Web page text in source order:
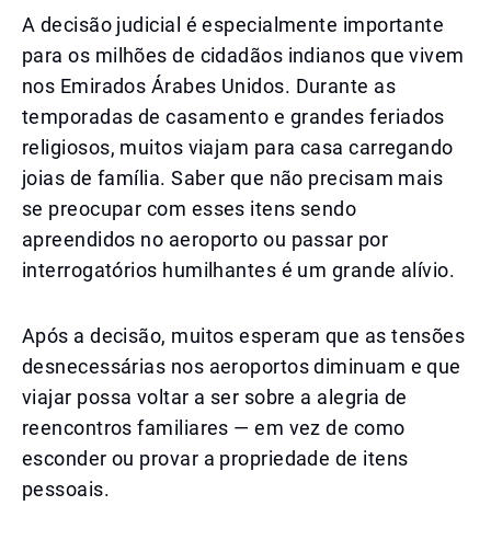
A decisão judicial é especialmente importante
para os milhões de cidadãos indianos que vivem
nos Emirados Árabes Unidos. Durante as
temporadas de casamento e grandes feriados
religiosos, muitos viajam para casa carregando
joias de família. Saber que não precisam mais
se preocupar com esses itens sendo
apreendidos no aeroporto ou passar por
interrogatórios humilhantes é um grande alívio.
Após a decisão, muitos esperam que as tensões
desnecessárias nos aeroportos diminuam e que
viajar possa voltar a ser sobre a alegria de
reencontros familiares — em vez de como
esconder ou provar a propriedade de itens
pessoais.